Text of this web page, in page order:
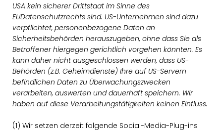
USA kein sicherer Drittstaat im Sinne des
EUDatenschutzrechts sind. US-Unternehmen sind dazu
verpflichtet, personenbezogene Daten an
Sicherheitsbehörden herauszugeben, ohne dass Sie als
Betroffener hiergegen gerichtlich vorgehen könnten. Es
kann daher nicht ausgeschlossen werden, dass US-
Behörden (z.B. Geheimdienste) Ihre auf US-Servern
befindlichen Daten zu Überwachungszwecken
verarbeiten, auswerten und dauerhaft speichern. Wir
haben auf diese Verarbeitungstätigkeiten keinen Einfluss.
(1) Wir setzen derzeit folgende Social-Media-Plug-ins